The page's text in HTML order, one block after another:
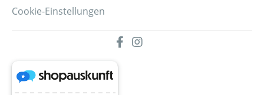
Cookie-Einstellungen